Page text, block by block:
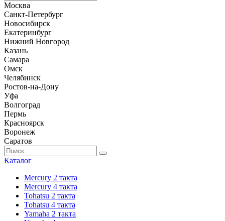
Москва
Санкт-Петербург
Новосибирск
Екатеринбург
Нижний Новгород
Казань
Самара
Омск
Челябинск
Ростов-на-Дону
Уфа
Волгоград
Пермь
Красноярск
Воронеж
Саратов
Каталог
Mercury 2 такта
Mercury 4 такта
Tohatsu 2 такта
Tohatsu 4 такта
Yamaha 2 такта